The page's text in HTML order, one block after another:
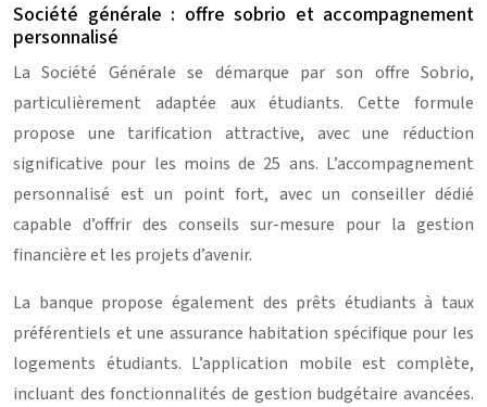
Société générale : offre sobrio et accompagnement
personnalisé
La Société Générale se démarque par son offre Sobrio,
particulièrement adaptée aux étudiants. Cette formule
propose une tarification attractive, avec une réduction
significative pour les moins de 25 ans. L’accompagnement
personnalisé est un point fort, avec un conseiller dédié
capable d’offrir des conseils sur-mesure pour la gestion
financière et les projets d’avenir.
La banque propose également des prêts étudiants à taux
préférentiels et une assurance habitation spécifique pour les
logements étudiants. L’application mobile est complète,
incluant des fonctionnalités de gestion budgétaire avancées.